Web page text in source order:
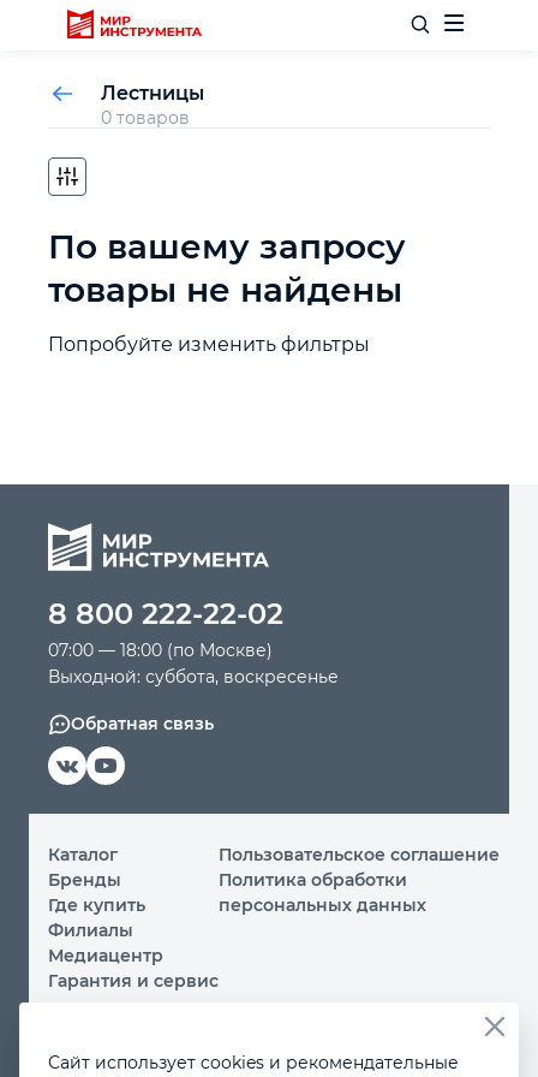
Отделочный инструмент
Слесарный инструмент
Силовое оборудование
Крепежный инструмент
Режущий инструмент
Лестницы
0 товаров
По вашему запросу
товары не найдены
Попробуйте изменить фильтры
8 800 222-22-02
07:00 — 18:00 (по Москве)
Выходной: суббота, воскресенье
Обратная связь
Каталог
Бренды
Где купить
Филиалы
Медиацентр
Гарантия и сервис
Пользовательское соглашение
Политика обработки
персональных данных
Сайт использует cookies и рекомендательные